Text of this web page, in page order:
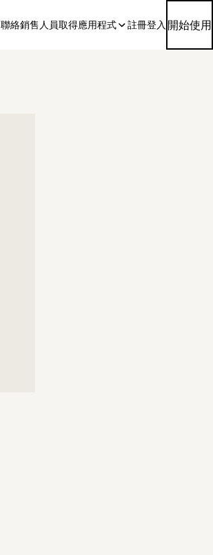
聯絡銷售人員取得應用程式 註冊登入 開始使用